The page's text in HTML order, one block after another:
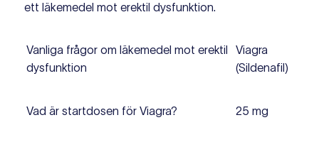
ett läkemedel mot erektil dysfunktion.
Vanliga frågor om läkemedel mot erektil
dysfunktion
Viagra
(Sildenafil)
Vad är startdosen för Viagra? 25 mg